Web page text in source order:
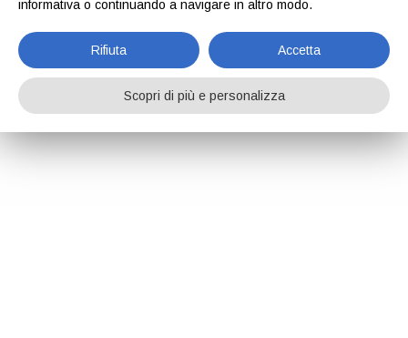
informativa o continuando a navigare in altro modo.
Rifiuta Accetta
Scopri di più e personalizza